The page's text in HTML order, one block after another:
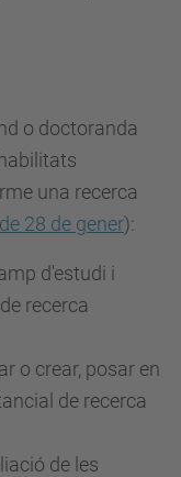
o doctoranda
una recerca
28 de gener):
d'estudi i
recerca
o crear, posar en
de recerca
de les